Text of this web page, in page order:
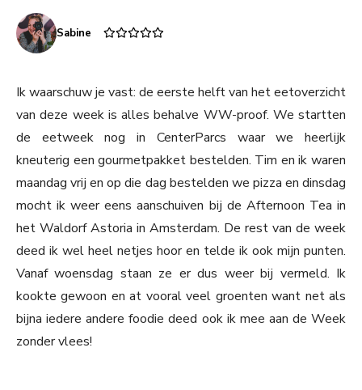
Sabine
Ik waarschuw je vast: de eerste helft van het eetoverzicht
van deze week is alles behalve WW-proof. We startten
de eetweek nog in CenterParcs waar we heerlijk
kneuterig een gourmetpakket bestelden. Tim en ik waren
maandag vrij en op die dag bestelden we pizza en dinsdag
mocht ik weer eens aanschuiven bij de Afternoon Tea in
het Waldorf Astoria in Amsterdam. De rest van de week
deed ik wel heel netjes hoor en telde ik ook mijn punten.
Vanaf woensdag staan ze er dus weer bij vermeld. Ik
kookte gewoon en at vooral veel groenten want net als
bijna iedere andere foodie deed ook ik mee aan de Week
zonder vlees!